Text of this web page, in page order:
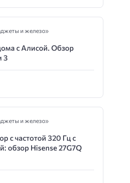
и железо»
с Алисой. Обзор
3
и железо»
с частотой 320 Гц с
обзор Hisense 27G7Q